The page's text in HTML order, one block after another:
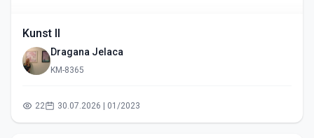
Kunst II
Dragana Jelaca
KM-8365
22 30.07.2026 | 01/2023